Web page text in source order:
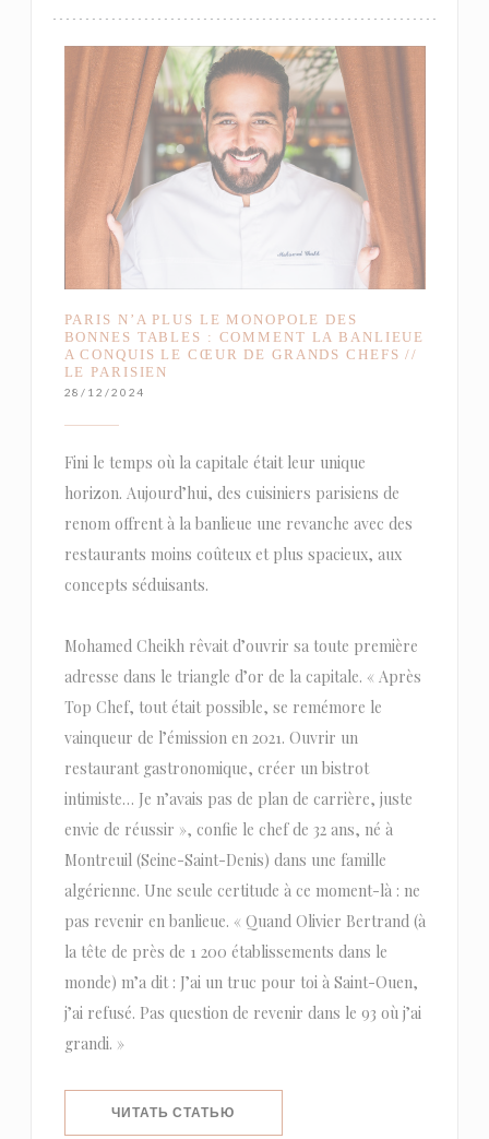
PARIS N’A PLUS LE MONOPOLE DES
BONNES TABLES : COMMENT LA BANLIEUE
A CONQUIS LE CŒUR DE GRANDS CHEFS //
LE PARISIEN
28/12/2024
Fini le temps où la capitale était leur unique
horizon. Aujourd’hui, des cuisiniers parisiens de
renom offrent à la banlieue une revanche avec des
restaurants moins coûteux et plus spacieux, aux
concepts séduisants.
Mohamed Cheikh rêvait d’ouvrir sa toute première
adresse dans le triangle d’or de la capitale. « Après
Top Chef, tout était possible, se remémore le
vainqueur de l’émission en 2021. Ouvrir un
restaurant gastronomique, créer un bistrot
intimiste… Je n’avais pas de plan de carrière, juste
envie de réussir », confie le chef de 32 ans, né à
Montreuil (Seine-Saint-Denis) dans une famille
algérienne. Une seule certitude à ce moment-là : ne
pas revenir en banlieue. « Quand Olivier Bertrand (à
la tête de près de 1 200 établissements dans le
monde) m’a dit : J’ai un truc pour toi à Saint-Ouen,
j’ai refusé. Pas question de revenir dans le 93 où j’ai
grandi. »
ЧИТАТЬ СТАТЬЮ